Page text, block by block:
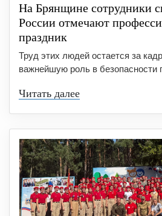
На Брянщине сотрудники
России отмечают
праздник
Труд этих людей остается за
важнейшую роль в безопасности
Читать далее